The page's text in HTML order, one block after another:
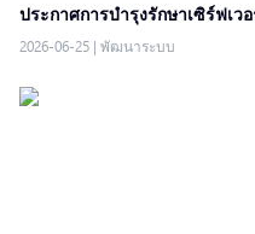
ประกาศการบำรุงรักษาเซิร์ฟเว
2026-06-25 | พัฒนาระบบ